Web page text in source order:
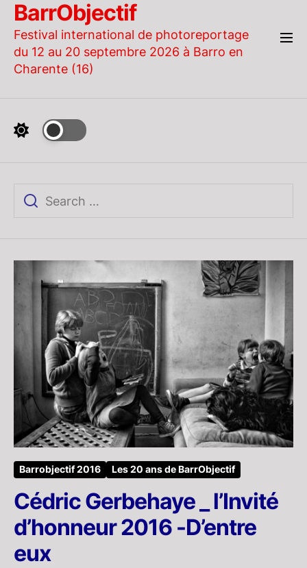
Skip
the
content
BarrObjectif
Festival international de photoreportage
du 12 au 20 septembre 2026 à Barro en
Charente (16)
Barrobjectif 2016 Les 20 ans de BarrObjectif
Cédric Gerbehaye _ l’Invité
d’honneur 2016 -D’entre
eux